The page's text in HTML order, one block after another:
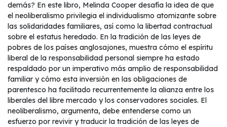
demás? En este libro, Melinda Cooper desafía la idea de que
el neoliberalismo privilegia el individualismo atomizante sobre
las solidaridades familiares, así como la libertad contractual
sobre el estatus heredado. En la tradición de las leyes de
pobres de los países anglosajones, muestra cómo el espíritu
liberal de la responsabilidad personal siempre ha estado
respaldado por un imperativo más amplio de responsabilidad
familiar y cómo esta inversión en las obligaciones de
parentesco ha facilitado recurrentemente la alianza entre los
liberales del libre mercado y los conservadores sociales. El
neoliberalismo, argumenta, debe entenderse como un
esfuerzo por revivir y traducir la tradición de las leyes de